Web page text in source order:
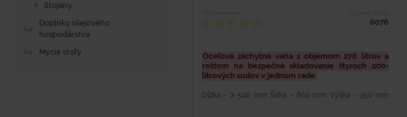
6076
Oceľová záchytná vaňa s objemom 270 litrov a
roštom na bezpečné skladovanie štyroch 200-
litrových sudov v jednom rade.
Dĺžka - 2 500 mm Šírka - 800 mm Výška - 250 mm
Stojany
Doplnky olejového
hospodárstva
Mycie stoly